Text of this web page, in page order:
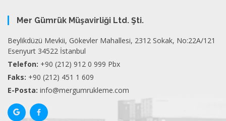
Mer Gümrük Müşavirliği Ltd. Şti.
Beylikdüzü Mevkii, Gökevler Mahallesi, 2312 Sokak, No:22A/121
Esenyurt 34522 İstanbul
Telefon: +90 (212) 912 0 999 Pbx
Faks: +90 (212) 451 1 609
E-Posta: info@mergumrukleme.com